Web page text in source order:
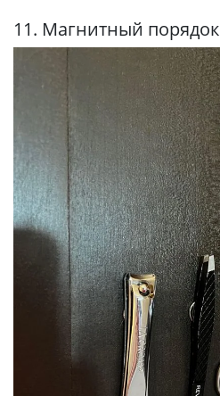
11. Магнитный порядок